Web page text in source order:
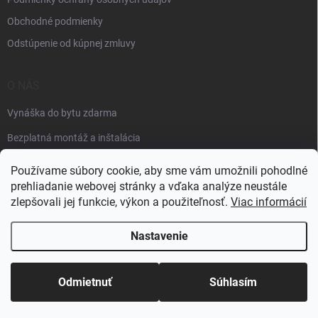
Používame súbory cookie, aby sme vám umožnili pohodlné
prehliadanie webovej stránky a vďaka analýze neustále
zlepšovali jej funkcie, výkon a použiteľnosť. Viac informácií
Nastavenie
Odmietnuť Súhlasím
Obchodné podmienky
Odstúpenie od kúpnej zmluvy
Vynáška do bytu zdarma
Bezplatná montáž a inštalácia
Vytvoril Shoptet
Copyright 2026 . Všetky práva vyhradené.